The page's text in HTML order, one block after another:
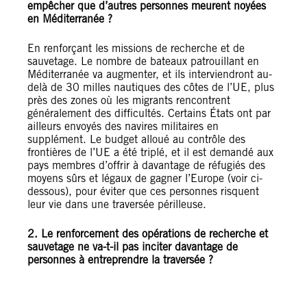
empêcher que d’autres personnes meurent noyées
en Méditerranée ?
En renforçant les missions de recherche et de
sauvetage. Le nombre de bateaux patrouillant en
Méditerranée va augmenter, et ils interviendront au-
delà de 30 milles nautiques des côtes de l’UE, plus
près des zones où les migrants rencontrent
généralement des difficultés. Certains États ont par
ailleurs envoyés des navires militaires en
supplément. Le budget alloué au contrôle des
frontières de l’UE a été triplé, et il est demandé aux
pays membres d’offrir à davantage de réfugiés des
moyens sûrs et légaux de gagner l’Europe (voir ci-
dessous), pour éviter que ces personnes risquent
leur vie dans une traversée périlleuse.
2. Le renforcement des opérations de recherche et
sauvetage ne va-t-il pas inciter davantage de
personnes à entreprendre la traversée ?